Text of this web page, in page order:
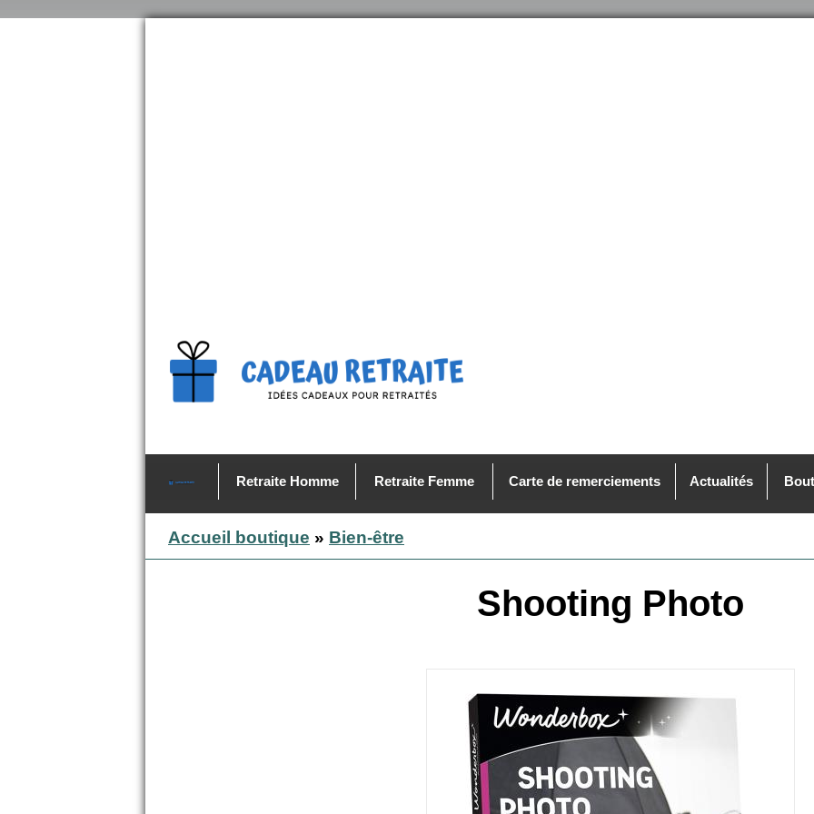
Retraite Homme Retraite Femme Carte de remerciements Actualités
Accueil boutique » Bien-être
Shooting Photo